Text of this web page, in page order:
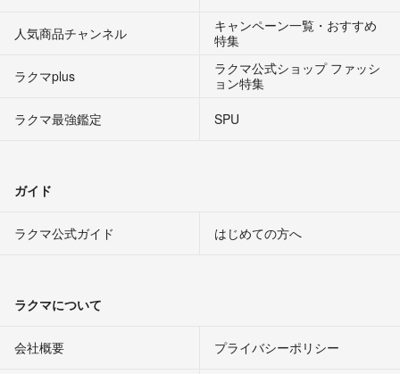
人気商品チャンネル
キャンペーン一覧・おすすめ
特集
ラクマplus
ラクマ公式ショップ ファッシ
ョン特集
ラクマ最強鑑定
SPU
ガイド
ラクマ公式ガイド はじめての方へ
ラクマについて
会社概要 プライバシーポリシー